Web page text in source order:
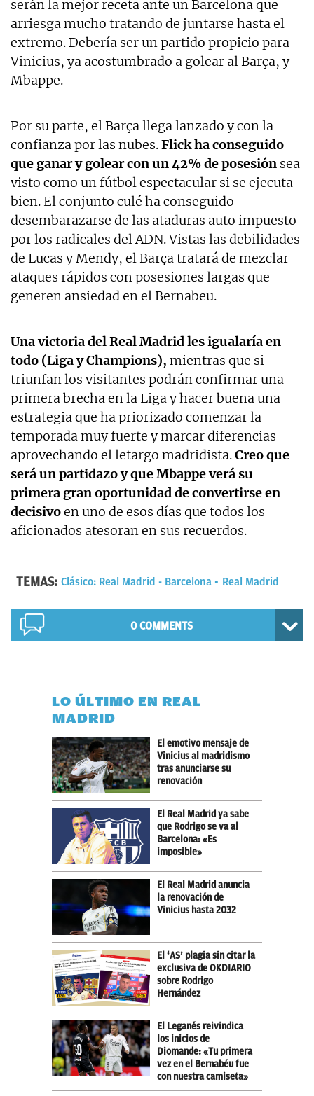
serán la mejor receta ante un Barcelona que
arriesga mucho tratando de juntarse hasta el
extremo. Debería ser un partido propicio para
Vinicius, ya acostumbrado a golear al Barça, y
Mbappe.
Por su parte, el Barça llega lanzado y con la
confianza por las nubes.Flick ha conseguido
que ganar y golear con un 42% de posesión sea
visto como un fútbol espectacular si se ejecuta
bien. El conjunto culé ha conseguido
desembarazarse de las ataduras auto impuesto
por los radicales del ADN. Vistas las debilidades
de Lucas y Mendy, el Barça tratará de mezclar
ataques rápidos con posesiones largas que
generen ansiedad en el Bernabeu.
Una victoria del Real Madrid les igualaría en
todo (Liga y Champions), mientras que si
triunfan los visitantes podrán confirmar una
primera brecha en la Liga y hacer buena una
estrategia que ha priorizado comenzar la
temporada muy fuerte y marcar diferencias
aprovechando el letargo madridista.Creo que
será un partidazo y que Mbappe verá su
primera gran oportunidad de convertirse en
decisivoen uno de esos días que todos los
aficionados atesoran en sus recuerdos.
TEMAS: Clásico: Real Madrid - Barcelona Real Madrid
0 COMMENTS
LO ÚLTIMO EN REAL
MADRID
El emotivo mensaje de
Vinicius al madridismo
tras anunciarse su
renovación
El Real Madrid ya sabe
que Rodrigo se va al
Barcelona: «Es
imposible»
El Real Madrid anuncia
la renovación de
Vinicius hasta 2032
El ‘AS’ plagia sin citar la
exclusiva de OKDIARIO
sobre Rodrigo
Hernández
El Leganés reivindica
los inicios de
Diomande: «Tu primera
vez en el Bernabéu fue
con nuestra camiseta»